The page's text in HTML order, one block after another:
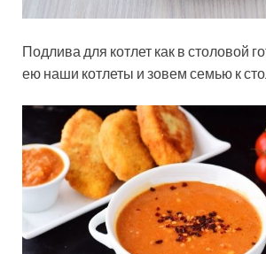
Подлива для котлет как в столовой
ею наши котлеты и зовем семью к